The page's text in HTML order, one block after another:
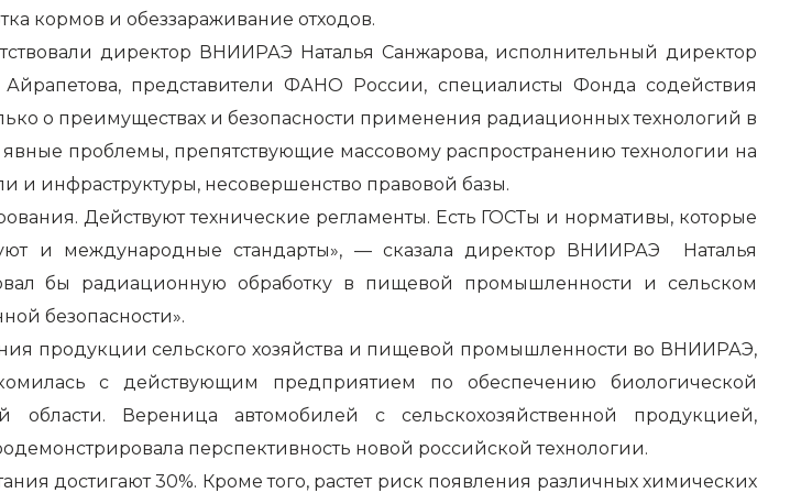
кормов и обеззараживание отходов.
директор ВНИИРАЭ Наталья Санжарова, исполнительный директор
представители ФАНО России, специалисты Фонда содействия
о преимуществах и безопасности применения радиационных технологий в
проблемы, препятствующие массовому распространению технологии на
и инфраструктуры, несовершенство правовой базы.
Действуют технические регламенты. Есть ГОСТы и нормативы, которые
и международные стандарты», — сказала директор ВНИИРАЭ Наталья
бы радиационную обработку в пищевой промышленности и сельском
безопасности».
продукции сельского хозяйства и пищевой промышленности во ВНИИРАЭ,
с действующим предприятием по обеспечению биологической
области. Вереница автомобилей с сельскохозяйственной продукцией,
перспективность новой российской технологии.
достигают 30%. Кроме того, растет риск появления различных химических